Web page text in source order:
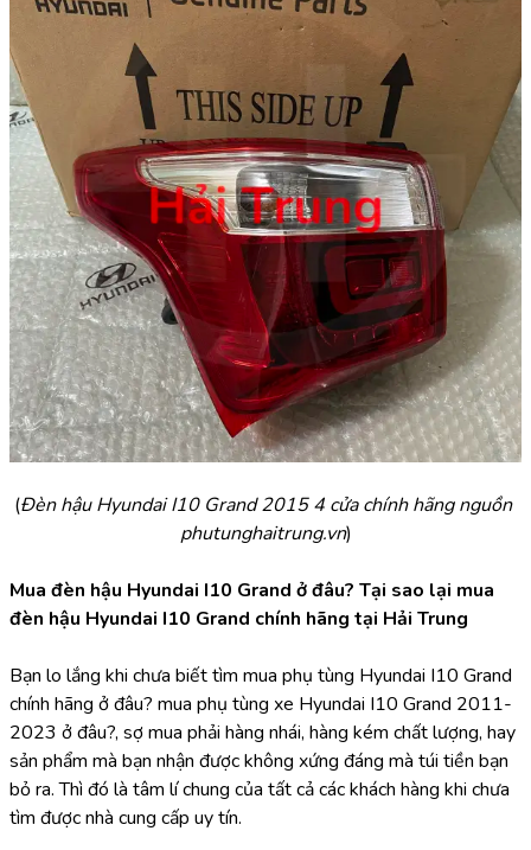
(Đèn hậu Hyundai I10 Grand 2015 4 cửa chính hãng nguồn
phutunghaitrung.vn)
Mua đèn hậu Hyundai I10 Grand ở đâu? Tại sao lại mua
đèn hậu Hyundai I10 Grand chính hãng tại Hải Trung
Bạn lo lắng khi chưa biết tìm mua phụ tùng Hyundai I10 Grand
chính hãng ở đâu? mua phụ tùng xe Hyundai I10 Grand 2011-
2023 ở đâu?, sợ mua phải hàng nhái, hàng kém chất lượng, hay
sản phẩm mà bạn nhận được không xứng đáng mà túi tiền bạn
bỏ ra. Thì đó là tâm lí chung của tất cả các khách hàng khi chưa
tìm được nhà cung cấp uy tín.